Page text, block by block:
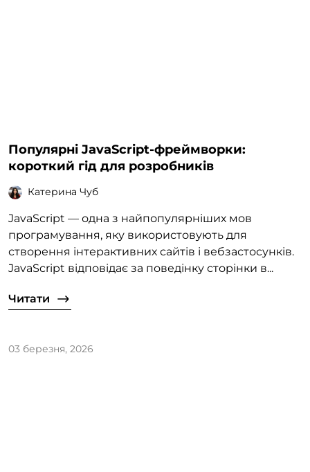
Популярні JavaScript-фреймворки:
короткий гід для розробників
Катерина Чуб
JavaScript — одна з найпопулярніших мов
програмування, яку використовують для
створення інтерактивних сайтів і вебзастосунків.
JavaScript відповідає за поведінку сторінки в...
Читати
03 березня, 2026